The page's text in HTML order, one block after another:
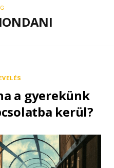
a gyerekünk
kerül?